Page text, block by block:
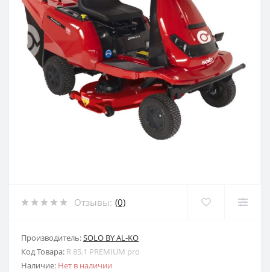
Отзывы: (0)
Производитель:SOLO BY AL-KO
Код Товара: R 85.1 PREMIUM pro
Наличие: Нет в наличии